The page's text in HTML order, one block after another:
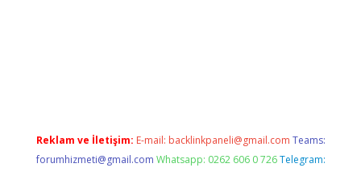
Reklam ve İletişim: E-mail: backlinkpaneli@gmail.com Teams:
forumhizmeti@gmail.com Whatsapp: 0262 606 0 726 Telegram: